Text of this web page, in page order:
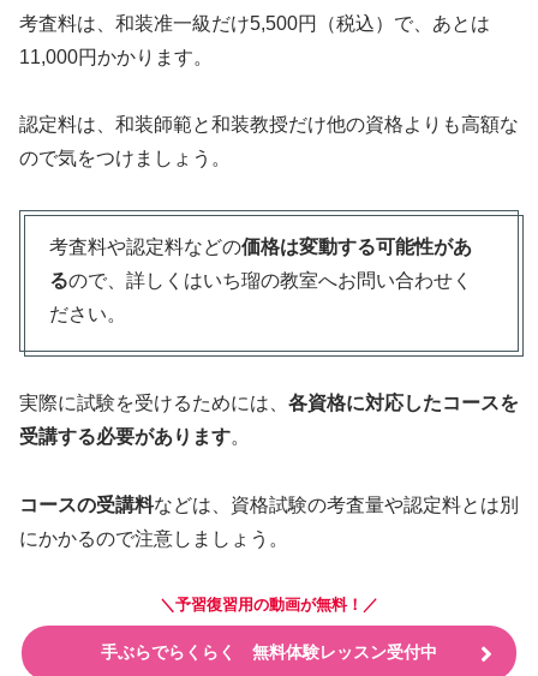
考査料は、和装准一級だけ5,500円（税込）で、あとは
11,000円かかります。
認定料は、和装師範と和装教授だけ他の資格よりも高額な
ので気をつけましょう。
考査料や認定料などの価格は変動する可能性があ
るので、詳しくはいち瑠の教室へお問い合わせく
ださい。
実際に試験を受けるためには、 各資格に対応したコースを
受講する必要があります。
コースの受講料などは、資格試験の考査量や認定料とは別
にかかるので注意しましょう。
＼予習復習用の動画が無料！／
手ぶらでらくらく 無料体験レッスン受付中